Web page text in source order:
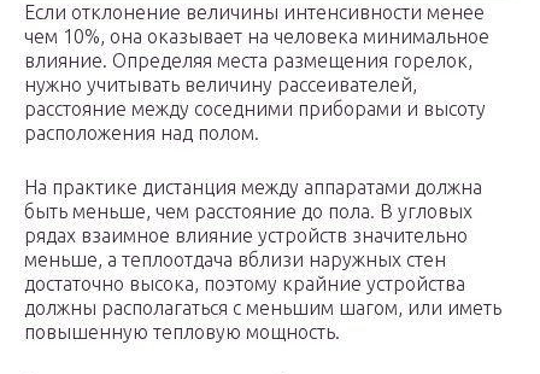
Если отклонение величины интенсивности менее
чем 10%, она оказывает на человека минимальное
влияние. Определяя места размещения горелок,
нужно учитывать величину рассеивателей,
расстояние между соседними приборами и высоту
расположения над полом.
На практике дистанция между аппаратами должна
быть меньше, чем расстояние до пола. В угловых
рядах взаимное влияние устройств значительно
меньше, а теплоотдача вблизи наружных стен
достаточно высока, поэтому крайние устройства
должны располагаться с меньшим шагом, или иметь
повышенную тепловую мощность.